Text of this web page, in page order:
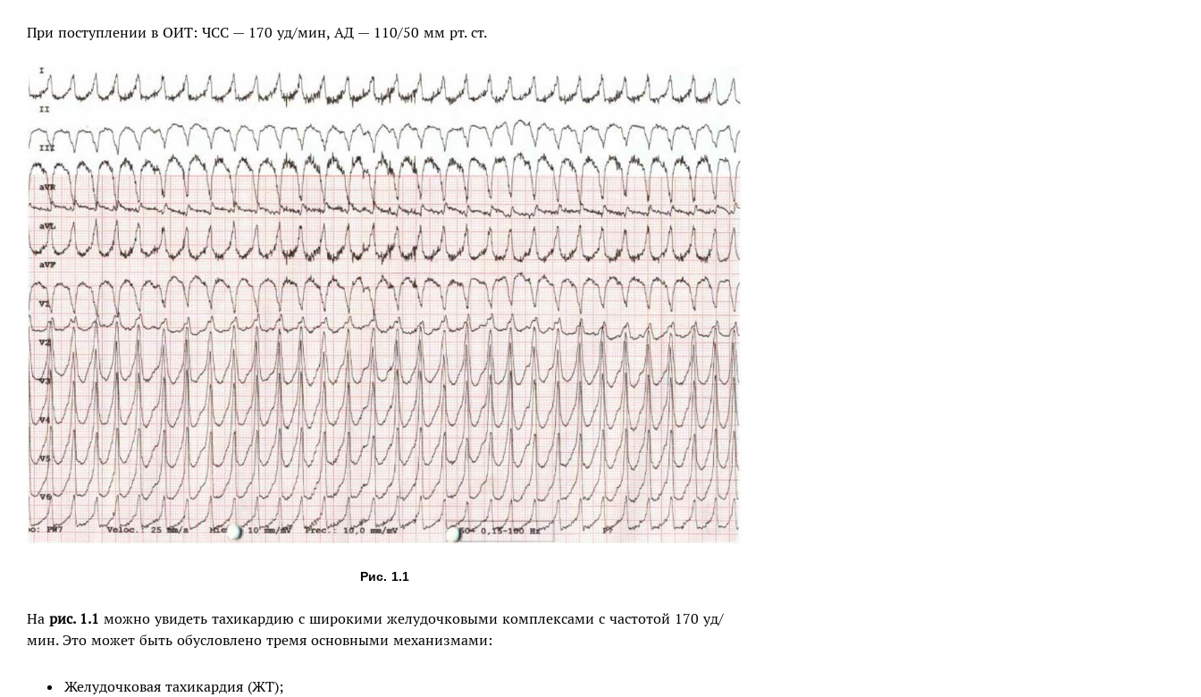
При поступлении в ОИТ: ЧСС — 170 уд/мин, АД — 110/50 мм рт. ст.
Рис. 1.1
На рис. 1.1 можно увидеть тахикардию с широкими желудочковыми комплексами с частотой 170 уд/
мин. Это может быть обусловлено тремя основными механизмами:
Желудочковая тахикардия (ЖТ);